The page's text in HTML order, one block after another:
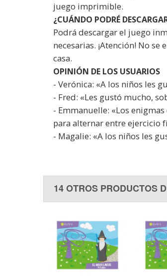
juego imprimible.
¿CUÁNDO PODRÉ
Podrá descargar el juego
necesarias. ¡Atención! No
casa.
OPINIÓN DE LOS USUARIOS
- Verónica: «A los niños les
- Fred: «Les gustó mucho,
- Emmanuelle: «Los
para alternar entre ejercicio
- Magalie: «A los niños les
14 OTROS PRODUCTOS